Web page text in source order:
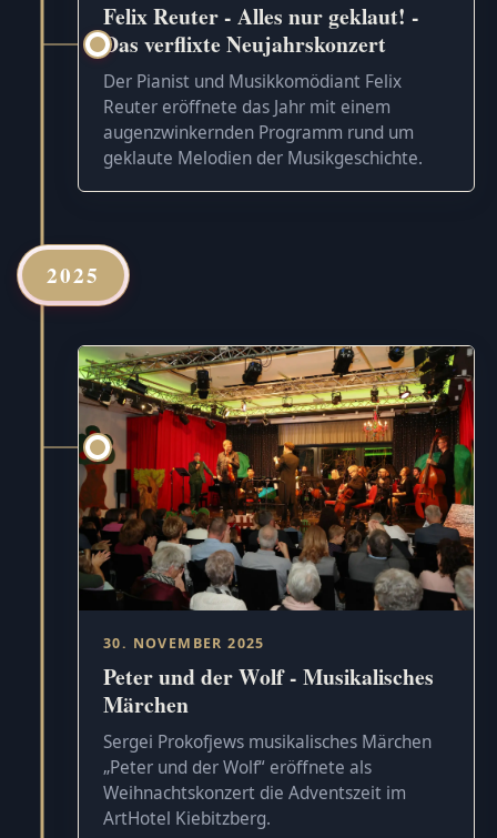
Felix Reuter - Alles nur geklaut! -
Das verflixte Neujahrskonzert
Der Pianist und Musikkomödiant Felix
Reuter eröffnete das Jahr mit einem
augenzwinkernden Programm rund um
geklaute Melodien der Musikgeschichte.
2025
30. NOVEMBER 2025
Peter und der Wolf - Musikalisches
Märchen
Sergei Prokofjews musikalisches Märchen
„Peter und der Wolf“ eröffnete als
Weihnachtskonzert die Adventszeit im
ArtHotel Kiebitzberg.